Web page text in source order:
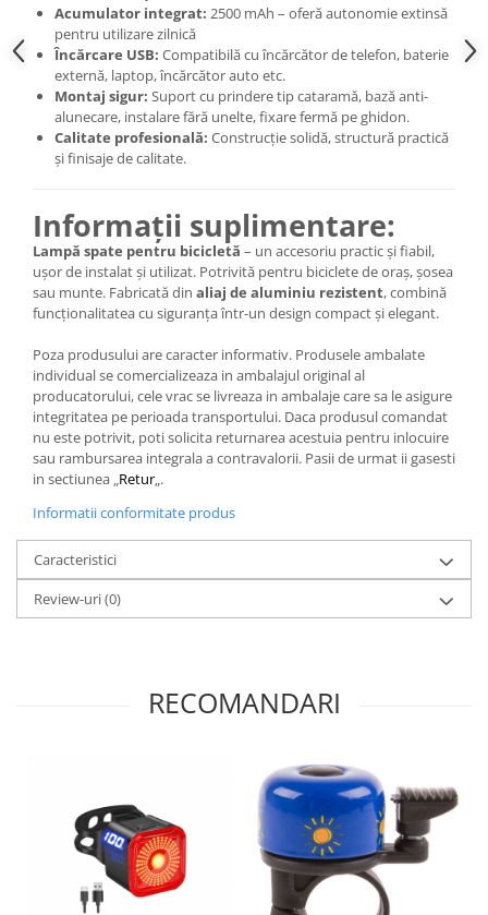
Acumulator integrat: 2500 mAh – oferă autonomie extinsă
pentru utilizare zilnică
Încărcare USB: Compatibilă cu încărcător de telefon, baterie
externă, laptop, încărcător auto etc.
Montaj sigur: Suport cu prindere tip cataramă, bază anti-
alunecare, instalare fără unelte, fixare fermă pe ghidon.
Calitate profesională: Construcție solidă, structură practică
și finisaje de calitate.
Informații suplimentare:
Lampă spate pentru bicicletă – un accesoriu practic și fiabil,
ușor de instalat și utilizat. Potrivită pentru biciclete de oraș, șosea
sau munte. Fabricată din aliaj de aluminiu rezistent, combină
funcționalitatea cu siguranța într-un design compact și elegant.
Poza produsului are caracter informativ. Produsele ambalate
individual se comercializeaza in ambalajul original al
producatorului, cele vrac se livreaza in ambalaje care sa le asigure
integritatea pe perioada transportului. Daca produsul comandat
nu este potrivit, poti solicita returnarea acestuia pentru inlocuire
sau rambursarea integrala a contravalorii. Pasii de urmat ii gasesti
in sectiunea „Retur„.
Informatii conformitate produs
Caracteristici
Review-uri(0)
RECOMANDARI